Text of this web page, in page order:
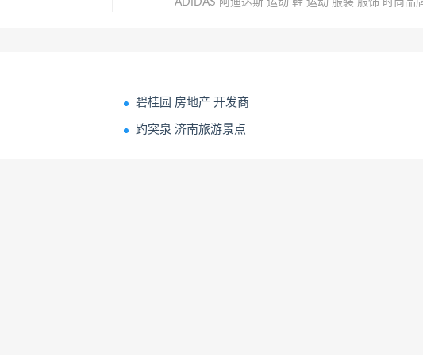
碧桂园 房地产 开发商
趵突泉 济南旅游景点